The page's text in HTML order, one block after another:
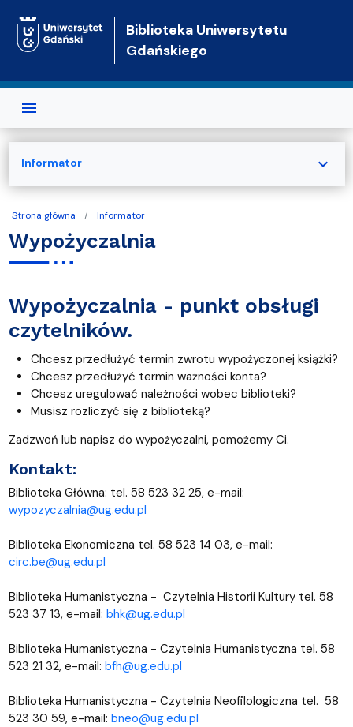
Biblioteka Uniwersytetu
Gdańskiego
Strona główna Informator
Wypożyczalnia
Wypożyczalnia - punkt obsługi
czytelników.
Chcesz przedłużyć termin zwrotu wypożyczonej książki?
Chcesz przedłużyć termin ważności konta?
Chcesz uregulować należności wobec biblioteki?
Musisz rozliczyć się z biblioteką?
Zadzwoń lub napisz do wypożyczalni, pomożemy Ci.
Kontakt:
Biblioteka Główna: tel. 58 523 32 25, e-mail:
wypozyczalnia@ug.edu.pl
Biblioteka Ekonomiczna tel. 58 523 14 03, e-mail:
circ.be@ug.edu.pl
Biblioteka Humanistyczna - Czytelnia Historii Kultury tel. 58
523 37 13, e-mail: bhk@ug.edu.pl
Biblioteka Humanistyczna - Czytelnia Humanistyczna tel. 58
523 21 32, e-mail: bfh@ug.edu.pl
Biblioteka Humanistyczna - Czytelnia Neofilologiczna tel. 58
523 30 59, e-mail: bneo@ug.edu.pl
Informator expand_more